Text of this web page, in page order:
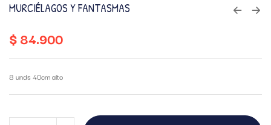
MURCIÉLAGOS Y FANTASMAS
$84.900
8 unds 40cm alto